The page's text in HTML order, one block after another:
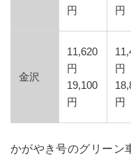
円
円
金沢
11,620
円
19,100
円
円
円
かがやき号のグリーン